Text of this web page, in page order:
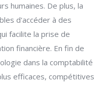
humaines. De plus, la
d'accéder à des
facilite la prise de
financière. En fin de
dans la comptabilité
efficaces, compétitives